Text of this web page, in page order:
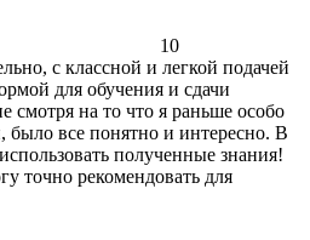
10
с классной и легкой подачей
для обучения и сдачи
смотря на то что я раньше особо
было все понятно и интересно. В
полученные знания!
точно рекомендовать для